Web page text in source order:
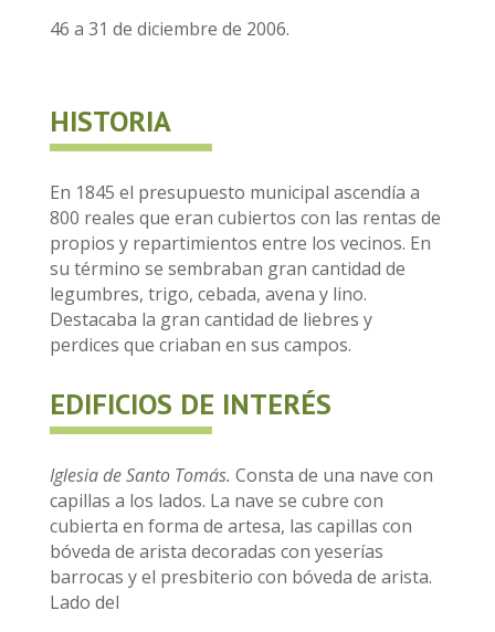
46 a 31 de diciembre de 2006.
HISTORIA
En 1845 el presupuesto municipal ascendía a
800 reales que eran cubiertos con las rentas de
propios y repartimientos entre los vecinos. En
su término se sembraban gran cantidad de
legumbres, trigo, cebada, avena y lino.
Destacaba la gran cantidad de liebres y
perdices que criaban en sus campos.
EDIFICIOS DE INTERÉS
Iglesia de Santo Tomás. Consta de una nave con
capillas a los lados. La nave se cubre con
cubierta en forma de artesa, las capillas con
bóveda de arista decoradas con yeserías
barrocas y el presbiterio con bóveda de arista.
Lado del